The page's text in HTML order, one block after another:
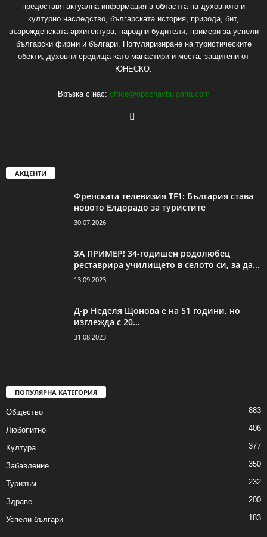
предоставя актуална информация в областта на духовното и
културно наследство, българската история, природа, бит,
възрожденската архитектура, народни будители, примери за успели
български фирми и българи. Популяризиране на туристическите
обекти, духовни средища като манастири и места, защитени от
ЮНЕСКО.
Връзка с нас: office@opoznaybulgaria.com
АКЦЕНТИ
Френската телевизия TF1: България става
новото Елдорадо за туристите
30.07.2026
ЗА ПРИМЕР! 34-годишен родолюбец
реставрира училището в селото си, за да...
13.09.2023
Д-р Неделя Щонова е на 51 години, но
изглежда с 20...
31.08.2023
ПОПУЛЯРНА КАТЕГОРИЯ
Общество 883
Любопитно 406
Култура 377
Забавление 350
Туризъм 232
Здраве 200
Успели българи 183